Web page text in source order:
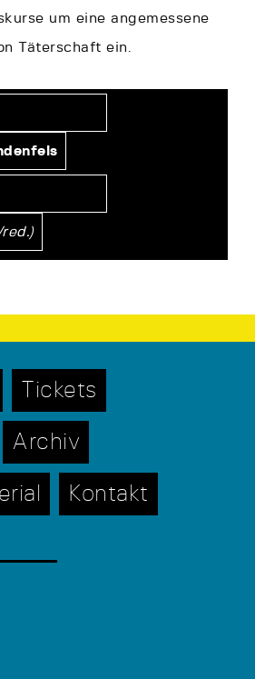
um eine angemessene
Täterschaft ein.
Tickets
Archiv
Kontakt